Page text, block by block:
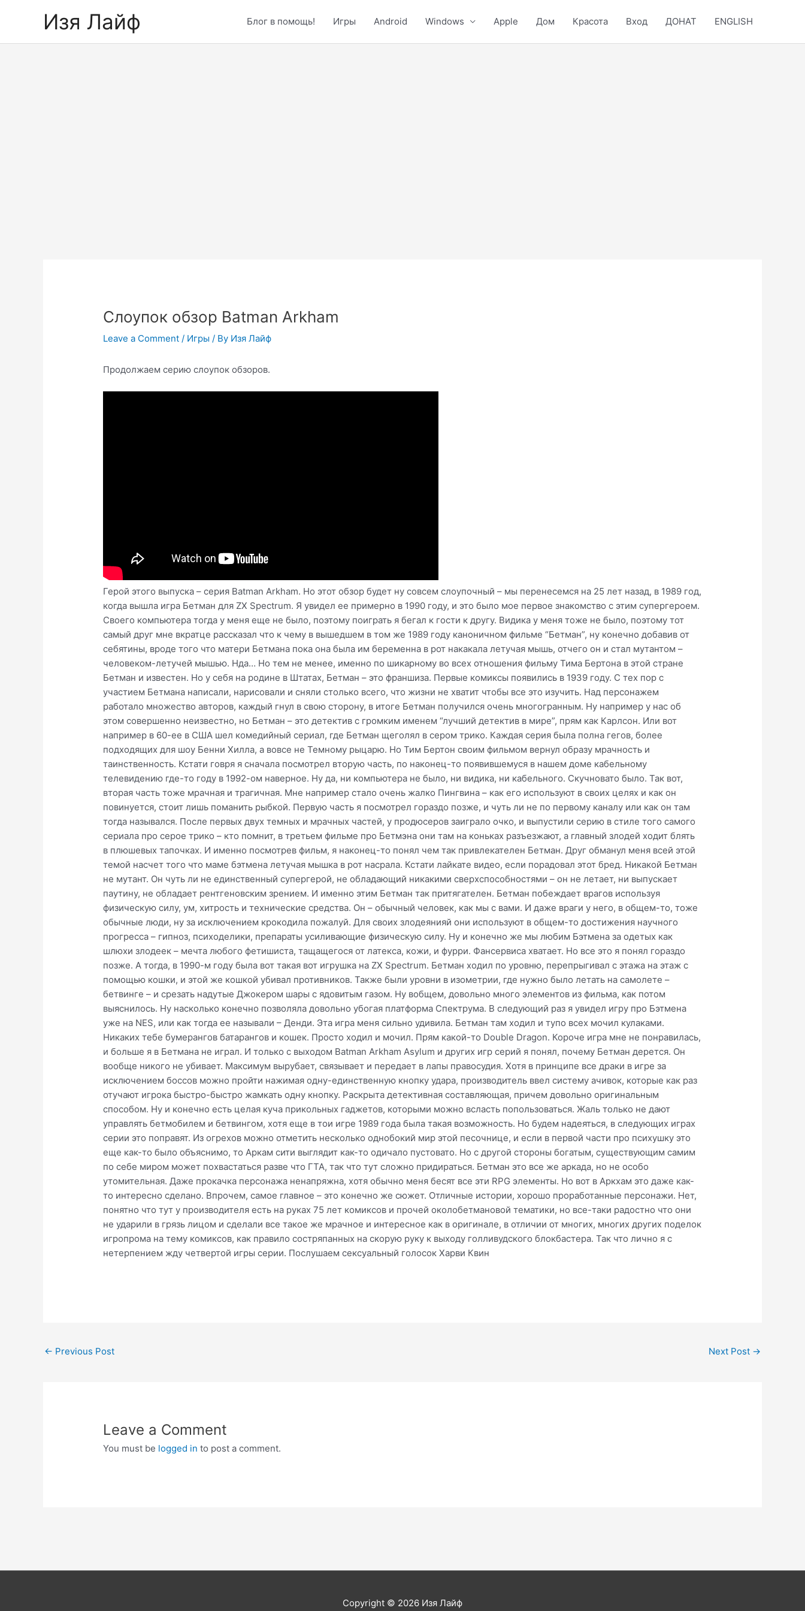
Изя Лайф Блог в помощь! Игры Android Windows Apple Дом Красота Вход ДОНАТ ENGLISH
Слоупок обзор Batman Arkham
Leave a Comment / Игры / By Изя Лайф
Продолжаем серию слоупок обзоров.
Герой этого выпуска – серия Batman Arkham. Но этот обзор будет ну совсем слоупочный – мы перенесемся на 25 лет назад, в 1989 год,
когда вышла игра Бетман для ZX Spectrum. Я увидел ее примерно в 1990 году, и это было мое первое знакомство с этим супергероем.
Своего компьютера тогда у меня еще не было, поэтому поиграть я бегал к гости к другу. Видика у меня тоже не было, поэтому тот
самый друг мне вкратце рассказал что к чему в вышедшем в том же 1989 году каноничном фильме “Бетман”, ну конечно добавив от
себятины, вроде того что матери Бетмана пока она была им беременна в рот накакала летучая мышь, отчего он и стал мутантом –
человеком-летучей мышью. Нда… Но тем не менее, именно по шикарному во всех отношения фильму Тима Бертона в этой стране
Бетман и известен. Но у себя на родине в Штатах, Бетман – это франшиза. Первые комиксы появились в 1939 году. С тех пор с
участием Бетмана написали, нарисовали и сняли столько всего, что жизни не хватит чтобы все это изучить. Над персонажем
работало множество авторов, каждый гнул в свою сторону, в итоге Бетман получился очень многогранным. Ну например у нас об
этом совершенно неизвестно, но Бетман – это детектив с громким именем “лучший детектив в мире”, прям как Карлсон. Или вот
например в 60-ее в США шел комедийный сериал, где Бетман щеголял в сером трико. Каждая серия была полна гегов, более
подходящих для шоу Бенни Хилла, а вовсе не Темному рыцарю. Но Тим Бертон своим фильмом вернул образу мрачность и
таинственность. Кстати говря я сначала посмотрел вторую часть, по наконец-то появившемуся в нашем доме кабельному
телевидению где-то году в 1992-ом наверное. Ну да, ни компьютера не было, ни видика, ни кабельного. Скучновато было. Так вот,
вторая часть тоже мрачная и трагичная. Мне например стало очень жалко Пингвина – как его используют в своих целях и как он
повинуется, стоит лишь поманить рыбкой. Первую часть я посмотрел гораздо позже, и чуть ли не по первому каналу или как он там
тогда назывался. После первых двух темных и мрачных частей, у продюсеров заиграло очко, и выпустили серию в стиле того самого
сериала про серое трико – кто помнит, в третьем фильме про Бетмэна они там на коньках разъезжают, а главный злодей ходит блять
в плюшевых тапочках. И именно посмотрев фильм, я наконец-то понял чем так привлекателен Бетман. Друг обманул меня всей этой
темой насчет того что маме бэтмена летучая мышка в рот насрала. Кстати лайкате видео, если порадовал этот бред. Никакой Бетман
не мутант. Он чуть ли не единственный супергерой, не обладающий никакими сверхспособностями – он не летает, ни выпускает
паутину, не обладает рентгеновским зрением. И именно этим Бетман так притягателен. Бетман побеждает врагов используя
физическую силу, ум, хитрость и технические средства. Он – обычный человек, как мы с вами. И даже враги у него, в общем-то, тоже
обычные люди, ну за исключением крокодила пожалуй. Для своих злодеянияй они используют в общем-то достижения научного
прогресса – гипноз, психоделики, препараты усиливающие физическую силу. Ну и конечно же мы любим Бэтмена за одетых как
шлюхи злодеек – мечта любого фетишиста, тащащегося от латекса, кожи, и фурри. Фансервиса хватает. Но все это я понял гораздо
позже. А тогда, в 1990-м году была вот такая вот игрушка на ZX Spectrum. Бетман ходил по уровню, перепрыгивал с этажа на этаж с
помощью кошки, и этой же кошкой убивал противников. Также были уровни в изометрии, где нужно было летать на самолете –
бетвинге – и срезать надутые Джокером шары с ядовитым газом. Ну вобщем, довольно много элементов из фильма, как потом
выяснилось. Ну насколько конечно позволяла довольно убогая платформа Спектрума. В следующий раз я увидел игру про Бэтмена
уже на NES, или как тогда ее называли – Денди. Эта игра меня сильно удивила. Бетман там ходил и тупо всех мочил кулаками.
Никаких тебе бумерангов батарангов и кошек. Просто ходил и мочил. Прям какой-то Double Dragon. Короче игра мне не понравилась,
и больше я в Бетмана не играл. И только с выходом Batman Arkham Asylum и других игр серий я понял, почему Бетман дерется. Он
вообще никого не убивает. Максимум вырубает, связывает и передает в лапы правосудия. Хотя в принципе все драки в игре за
исключением боссов можно пройти нажимая одну-единственную кнопку удара, производитель ввел систему ачивок, которые как раз
отучают игрока быстро-быстро жамкать одну кнопку. Раскрыта детективная составляющая, причем довольно оригинальным
способом. Ну и конечно есть целая куча прикольных гаджетов, которыми можно всласть попользоваться. Жаль только не дают
управлять бетмобилем и бетвингом, хотя еще в тои игре 1989 года была такая возможность. Но будем надеяться, в следующих играх
серии это поправят. Из огрехов можно отметить несколько однобокий мир этой песочнице, и если в первой части про психушку это
еще как-то было объяснимо, то Аркам сити выглядит как-то одичало пустовато. Но с другой стороны богатым, существующим самим
по себе миром может похвастаться разве что ГТА, так что тут сложно придираться. Бетман это все же аркада, но не особо
утомительная. Даже прокачка персонажа ненапряжна, хотя обычно меня бесят все эти RPG элементы. Но вот в Аркхам это даже как-
то интересно сделано. Впрочем, самое главное – это конечно же сюжет. Отличные истории, хорошо проработанные персонажи. Нет,
понятно что тут у производителя есть на руках 75 лет комиксов и прочей околобетмановой тематики, но все-таки радостно что они
не ударили в грязь лицом и сделали все такое же мрачное и интересное как в оригинале, в отличии от многих, многих других поделок
игропрома на тему комиксов, как правило состряпанных на скорую руку к выходу голливудского блокбастера. Так что лично я с
нетерпением жду четвертой игры серии. Послушаем сексуальный голосок Харви Квин
Post
← Previous Post Next Post →
Leave a Comment
You must be logged in to post a comment.
Copyright © 2026 Изя Лайф